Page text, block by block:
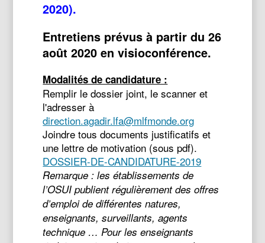
2020).
Entretiens prévus à partir du 26
août 2020 en visioconférence.
Modalités de candidature :
Remplir le dossier joint, le scanner et
l'adresser à
direction.agadir.lfa@mlfmonde.org
Joindre tous documents justificatifs et
une lettre de motivation (sous pdf).
DOSSIER-DE-CANDIDATURE-2019
Remarque : les établissements de
l’OSUI publient régulièrement des offres
d’emploi de différentes natures,
enseignants, surveillants, agents
technique … Pour les enseignants